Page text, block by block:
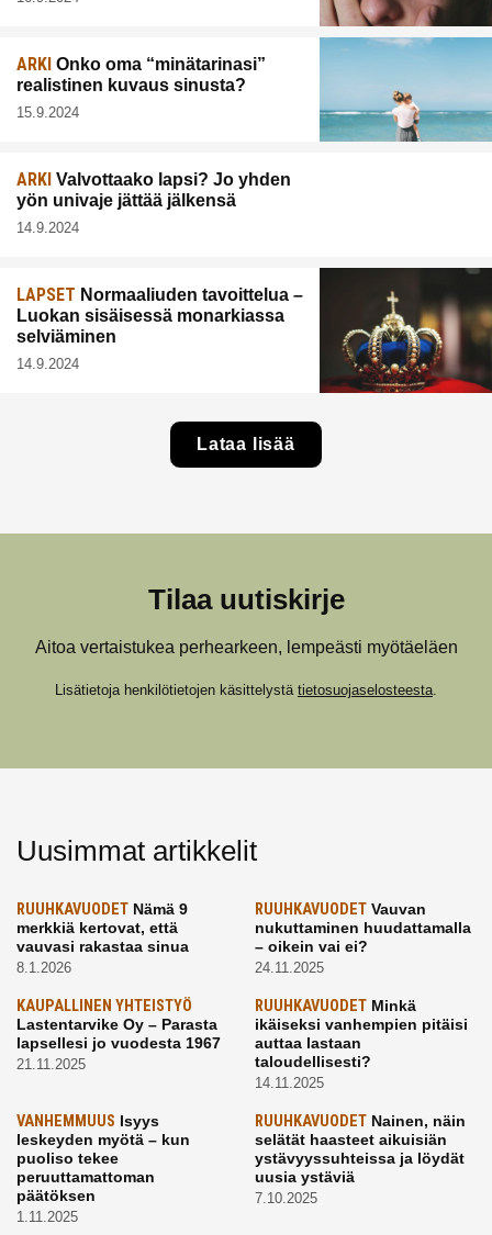
ARKI Onko oma “minätarinasi”
realistinen kuvaus sinusta?
15.9.2024
ARKI Valvottaako lapsi? Jo yhden
yön univaje jättää jälkensä
14.9.2024
LAPSET Normaaliuden tavoittelua –
Luokan sisäisessä monarkiassa
selviäminen
14.9.2024
Lataa lisää
Tilaa uutiskirje
Aitoa vertaistukea perhearkeen, lempeästi myötäeläen
Lisätietoja henkilötietojen käsittelystä tietosuojaselosteesta.
Uusimmat artikkelit
RUUHKAVUODET Nämä 9
merkkiä kertovat, että
vauvasi rakastaa sinua
8.1.2026
RUUHKAVUODETVauvan
nukuttaminen huudattamalla
– oikein vai ei?
24.11.2025
KAUPALLINEN YHTEISTYÖ
Lastentarvike Oy – Parasta
lapsellesi jo vuodesta 1967
21.11.2025
RUUHKAVUODETMinkä
ikäiseksi vanhempien pitäisi
auttaa lastaan
taloudellisesti?
14.11.2025
VANHEMMUUS Isyys
leskeyden myötä – kun
puoliso tekee
peruuttamattoman
päätöksen
1.11.2025
RUUHKAVUODETNainen, näin
selätät haasteet aikuisiän
ystävyyssuhteissa ja löydät
uusia ystäviä
7.10.2025